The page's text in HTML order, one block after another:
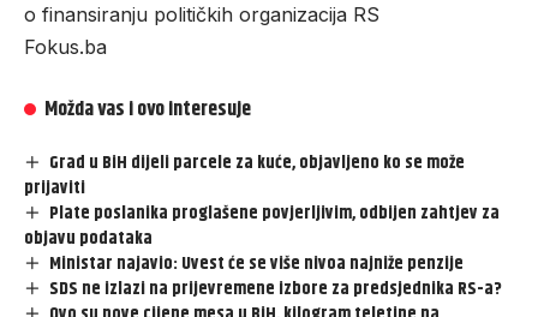
o finansiranju političkih organizacija RS
Fokus.ba
Možda vas i ovo interesuje
Grad u BiH dijeli parcele za kuće, objavljeno ko se može
prijaviti
Plate poslanika proglašene povjerljivim, odbijen zahtjev za
objavu podataka
Ministar najavio: Uvest će se više nivoa najniže penzije
SDS ne izlazi na prijevremene izbore za predsjednika RS-a?